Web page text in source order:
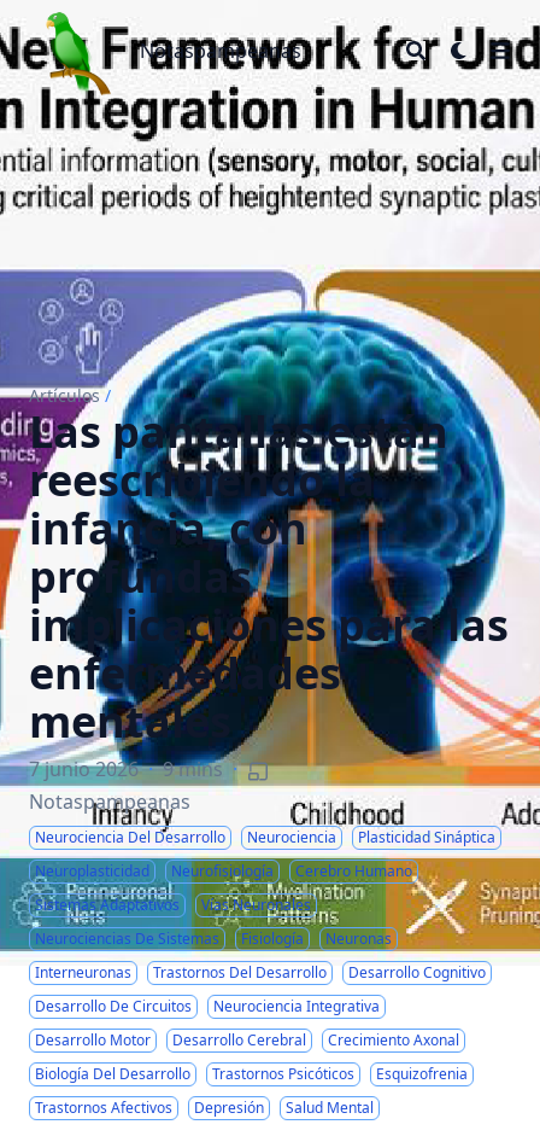
Notaspampeanas
Notaspampeanas
Artículos /
Las pantallas están
reescribiendo la
infancia, con
profundas
implicaciones para las
enfermedades
mentales
7 junio 2026 · 9 mins ·
Notaspampeanas
Neurociencia Del Desarrollo Neurociencia
Plasticidad Sináptica
Neuroplasticidad
Neurofisiología
Cerebro Humano
Sistemas Adaptativos
Vías Neuronales
Neurociencias De Sistemas
Fisiología
Neuronas
Interneuronas
Trastornos Del Desarrollo
Desarrollo Cognitivo
Desarrollo De Circuitos
Neurociencia Integrativa
Desarrollo Motor
Desarrollo Cerebral
Crecimiento Axonal
Biología Del Desarrollo
Trastornos Psicóticos
Esquizofrenia
Trastornos Afectivos
Depresión Salud Mental